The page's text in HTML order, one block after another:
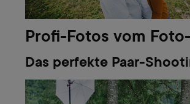
Profi-Fotos vom
Das perfekte Paar-